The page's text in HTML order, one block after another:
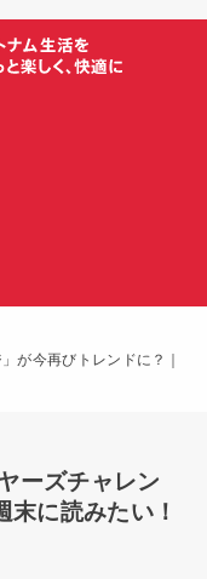
が今再びトレンドに？｜
ーズチャレン
末に読みたい！